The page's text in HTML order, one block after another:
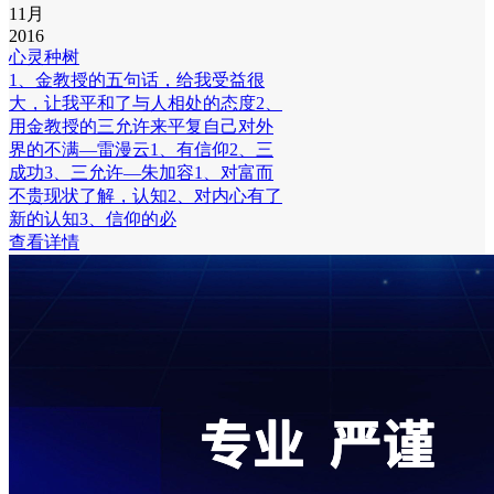
11月
2016
心灵种树
1、金教授的五句话，给我受益很
大，让我平和了与人相处的态度2、
用金教授的三允许来平复自己对外
界的不满—雷漫云1、有信仰2、三
成功3、三允许—朱加容1、对富而
不贵现状了解，认知2、对内心有了
新的认知3、信仰的必
查看详情